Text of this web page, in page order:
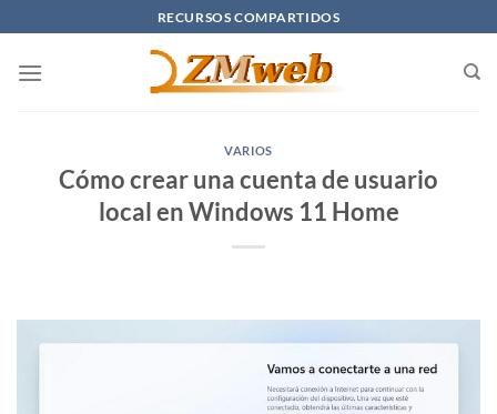
al
contenido
RECURSOS COMPARTIDOS
VARIOS
Cómo crear una cuenta de usuario
local en Windows 11 Home